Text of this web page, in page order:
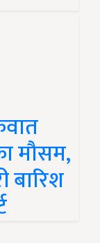
मौसम,
बारिश